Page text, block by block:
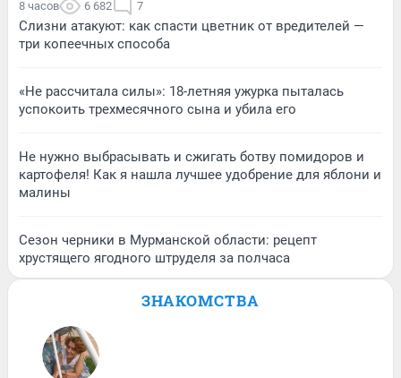
8 часов 6 682 7
Слизни атакуют: как спасти цветник от вредителей —
три копеечных способа
«Не рассчитала силы»: 18-летняя ужурка пыталась
успокоить трехмесячного сына и убила его
Не нужно выбрасывать и сжигать ботву помидоров и
картофеля! Как я нашла лучшее удобрение для яблони и
малины
Сезон черники в Мурманской области: рецепт
хрустящего ягодного штруделя за полчаса
ЗНАКОМСТВА